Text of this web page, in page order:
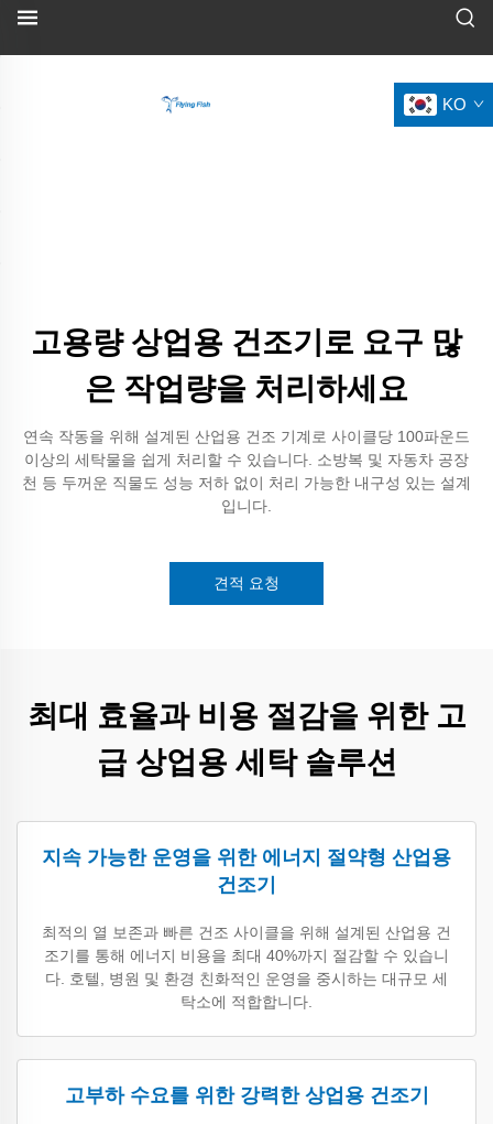
KO
고용량 상업용 건조기로 요구 많
은 작업량을 처리하세요
연속 작동을 위해 설계된 산업용 건조 기계로 사이클당 100파운드
이상의 세탁물을 쉽게 처리할 수 있습니다. 소방복 및 자동차 공장
천 등 두꺼운 직물도 성능 저하 없이 처리 가능한 내구성 있는 설계
입니다.
견적 요청
최대 효율과 비용 절감을 위한 고
급 상업용 세탁 솔루션
지속 가능한 운영을 위한 에너지 절약형 산업용
건조기
최적의 열 보존과 빠른 건조 사이클을 위해 설계된 산업용 건
조기를 통해 에너지 비용을 최대 40%까지 절감할 수 있습니
다. 호텔, 병원 및 환경 친화적인 운영을 중시하는 대규모 세
탁소에 적합합니다.
고부하 수요를 위한 강력한 상업용 건조기